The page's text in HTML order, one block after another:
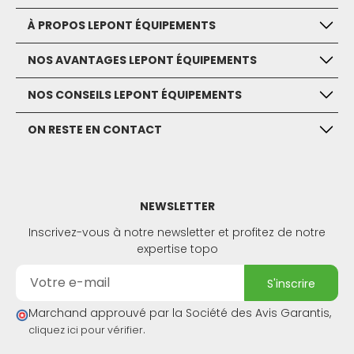
À PROPOS LEPONT ÉQUIPEMENTS
NOS AVANTAGES LEPONT ÉQUIPEMENTS
NOS CONSEILS LEPONT ÉQUIPEMENTS
ON RESTE EN CONTACT
NEWSLETTER
Inscrivez-vous à notre newsletter et profitez de notre
expertise topo
s'inscrire
Marchand approuvé par la Société des Avis Garantis,
cliquez ici pour vérifier.